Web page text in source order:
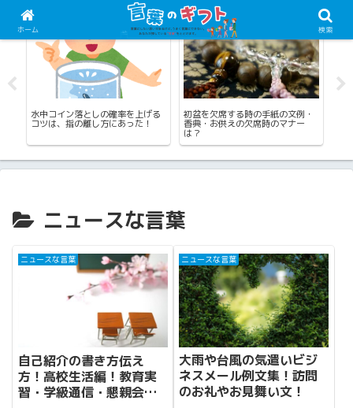
由来・歴史・豆知識
水中コイン落としの確率を上げる
コツは、指の離し方にあった！
四季の言葉（夏）
初盆を欠席する時の手紙の文例・
香典・お供えの欠席時のマナー
は？
ニュースな言葉
ニュースな言葉
自己紹介の書き方伝え
方！高校生活編！教育実
習・学級通信・懇親会・
ニュースな言葉
大雨や台風の気遣いビジ
ネスメール例文集！訪問
のお礼やお見舞い文！
ホーム 検索